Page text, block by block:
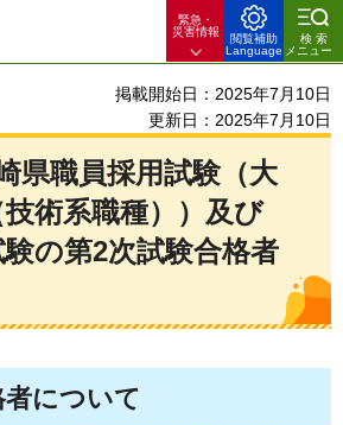
緊急・
災害情報
閲覧補助
Language
検索
メニュー
掲載開始日：2025年7月10日
更新日：2025年7月10日
県職員採用試験（大
術系職種））及び
の第2次試験合格者
について